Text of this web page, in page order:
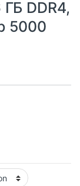
DDR4,
5000